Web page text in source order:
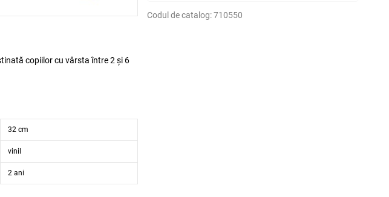
Codul de catalog:710550
copiilor cu vârsta între 2 și 6
32 cm
vinil
2 ani